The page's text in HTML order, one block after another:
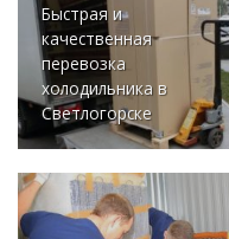
Быстрая и
качественная
перевозка
холодильника в
Светлогорске